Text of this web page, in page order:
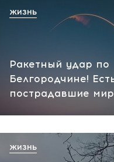
работает ПВО:
рекомендуется
вчера, 10:13
НАТО планирует и
заявление хакеров
вчера, 10:07
Ракетный удар по
Белгородчине!
пострадавшие
ЖИЗНЬ
ЖИЗНЬ